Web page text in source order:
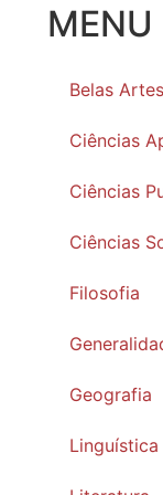
MENU
Belas Artes
Ciências
Ciências
Ciências
Filosofia
Geografia
Linguística